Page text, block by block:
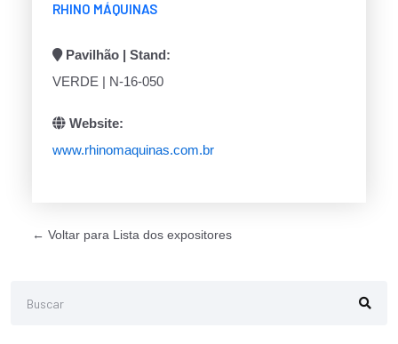
RHINO MÁQUINAS
Pavilhão | Stand:
VERDE | N-16-050
Website:
www.rhinomaquinas.com.br
← Voltar para Lista dos expositores